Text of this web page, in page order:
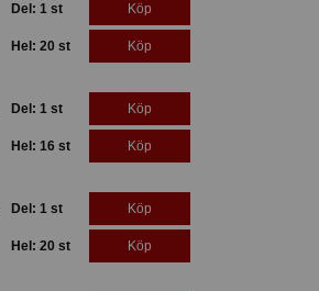
Del: 1 st Köp
Hel: 20 st Köp
Del: 1 st Köp
Hel: 16 st Köp
Del: 1 st Köp
Hel: 20 st Köp